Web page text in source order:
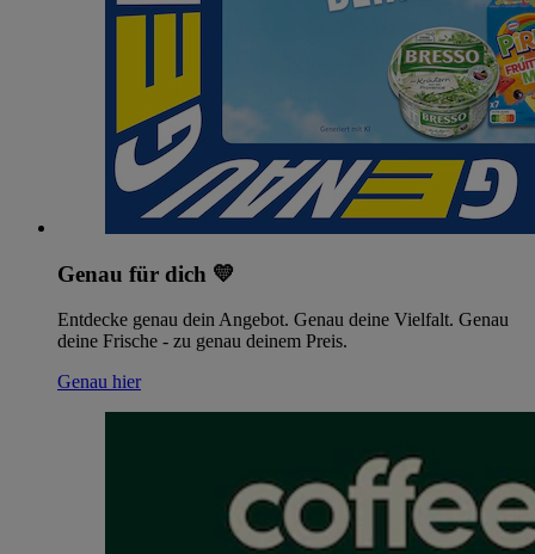
Genau für dich 💛
Entdecke genau dein Angebot. Genau deine Vielfalt. Genau
deine Frische - zu genau deinem Preis.
Genau hier